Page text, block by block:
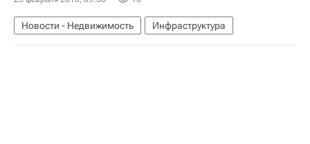
Новости - Недвижимость Инфраструктура